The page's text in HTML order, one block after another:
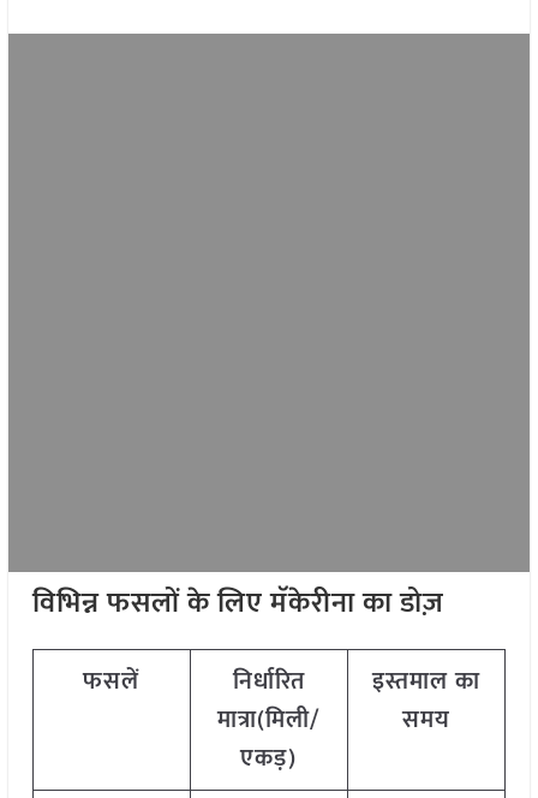
विभिन्न फसलों के लिए मॅकेरीना का डोज़
फसलें
निर्धारित
मात्रा(मिली/
एकड़)
इस्तमाल का
समय